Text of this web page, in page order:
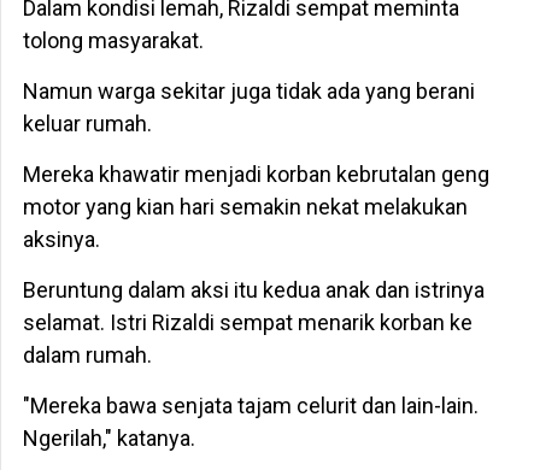
Dalam kondisi lemah, Rizaldi sempat meminta
tolong masyarakat.
Namun warga sekitar juga tidak ada yang berani
keluar rumah.
Mereka khawatir menjadi korban kebrutalan geng
motor yang kian hari semakin nekat melakukan
aksinya.
Beruntung dalam aksi itu kedua anak dan istrinya
selamat. Istri Rizaldi sempat menarik korban ke
dalam rumah.
"Mereka bawa senjata tajam celurit dan lain-lain.
Ngerilah," katanya.